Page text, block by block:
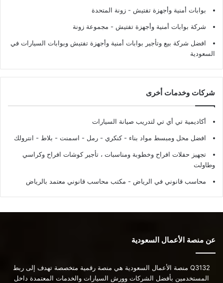
بوابات أمنية وأجهزة تفتيش - زونة المتحدة
شركة بوابات أمنية وأجهزة تفتيش - مجموعة زونة
افضل شركة بيع وتأجير بوابات أمنية وأجهزة تفتيش وبوابات السيارات في
السعودية
شركات وخدمات أخرى
أكاديمية تي أي تي لتدريب صيانة السيارات
افضل محل ومبسط مواد بناء - كنكري - رمل - اسمنت - بلاط - انترولك
تجهيز حفلات افراح وخطوبة ومناسبات ، تأجير كوشات افراح وكراسي
وطاولت
محاسب قانوني في الرياض - مكتب محاسب قانوني معتمد بالرياض
عن منصة الأعمال السعودية
Q3132 منصة الأعمال السعودية هي منصة رقمية متخصصة تهدف إلى ربط
المستخدمين بأفضل الشركات وورش السيارات والخدمات المعتمدة داخل